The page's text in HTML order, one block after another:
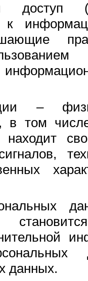
доступ
к
–
в том
находит
данных.